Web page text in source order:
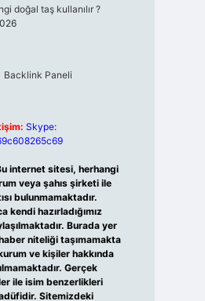
doğal taş kullanılır ?
Skype:
internet sitesi, herhangi
veya şahıs şirketi ile
bulunmamaktadır.
kendi hazırladığımız
Burada yer
niteliği taşımamakta
ve kişiler hakkında
Gerçek
ile isim benzerlikleri
Sitemizdeki